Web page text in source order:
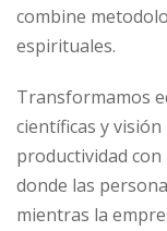
combine
espirituales.
Transformamos
científicas y
productividad
donde las
mientras la